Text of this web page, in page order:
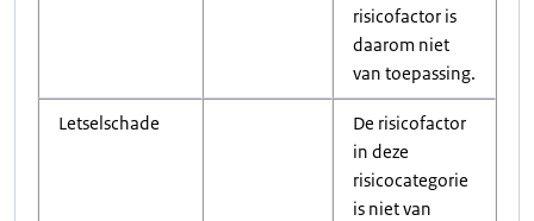
risicofactor is
daarom niet
van toepassing.
Letselschade
De risicofactor
in deze
risicocategorie
is niet van